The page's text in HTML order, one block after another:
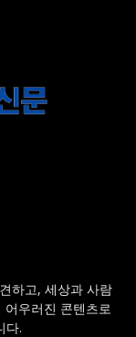
하고, 세상과 사람
우러진 콘텐츠로
다.